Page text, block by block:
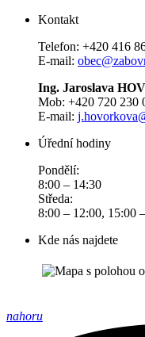
Kontakt
Telefon: +420 416
E-mail:
Ing. Jaroslava
Mob: +420 720 230
E-mail:
Úřední hodiny
Pondělí:
8:00 – 14:30
Středa:
8:00 – 12:00, 15:00
Kde nás najdete
nahoru